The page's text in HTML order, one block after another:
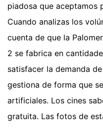
piadosa que aceptamos
Cuando analizas los
cuenta de que la
2 se fabrica en
satisfacer la demanda
gestiona de forma que
artificiales. Los cines
gratuita. Las fotos de